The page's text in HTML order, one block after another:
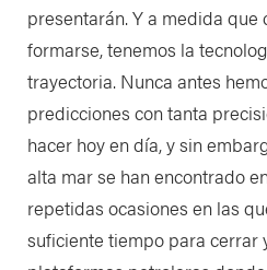
presentarán. Y a medida que
formarse, tenemos la
trayectoria. Nunca antes
predicciones con tanta
hacer hoy en día, y sin
alta mar se han encontrado
repetidas ocasiones en las
suficiente tiempo para cerrar